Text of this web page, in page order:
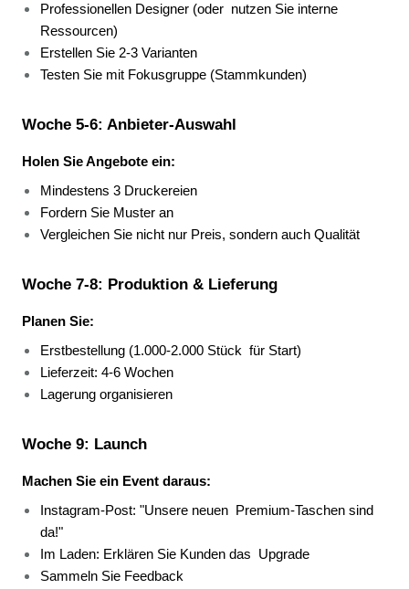
Professionellen Designer (oder nutzen Sie interne
Ressourcen)
Erstellen Sie 2-3 Varianten
Testen Sie mit Fokusgruppe (Stammkunden)
Woche 5-6: Anbieter-Auswahl
Holen Sie Angebote ein:
Mindestens 3 Druckereien
Fordern Sie Muster an
Vergleichen Sie nicht nur Preis, sondern auch Qualität
Woche 7-8: Produktion & Lieferung
Planen Sie:
Erstbestellung (1.000-2.000 Stück für Start)
Lieferzeit: 4-6 Wochen
Lagerung organisieren
Woche 9: Launch
Machen Sie ein Event daraus:
Instagram-Post: "Unsere neuen
Premium-Taschen sind
da!"
Im Laden: Erklären Sie Kunden das
Upgrade
Sammeln Sie Feedback